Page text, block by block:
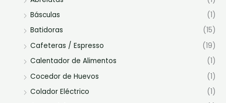
Básculas
(1)
Batidoras
(15)
Cafeteras / Espresso
(19)
Calentador de Alimentos
(1)
Cocedor de Huevos
(1)
Colador Eléctrico
(1)